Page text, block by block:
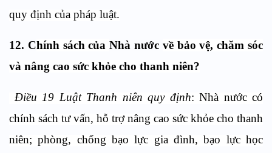
quy định của pháp luật.
12. Chính sách củaNhà nước về bảo vệ, chăm sóc
và nâng cao sức khỏe cho thanh niên?
Điều 19 Luật Thanh niên quy định: Nhà nước có
chính sách tư vấn, hỗ trợ nâng cao sức khỏe cho thanh
niên; phòng, chống bạo lực gia đình, bạo lực học